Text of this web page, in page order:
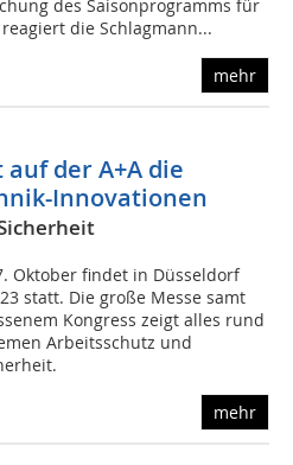
des Saisonprogramms für
die Schlagmann...
mehr
der A+A die
Innovationen
Oktober findet in Düsseldorf
statt. Die große Messe samt
Kongress zeigt alles rund
Arbeitsschutz und
mehr